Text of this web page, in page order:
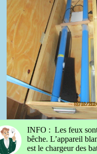
INFO : Les feux
bêche. L’appareil
est le chargeur des